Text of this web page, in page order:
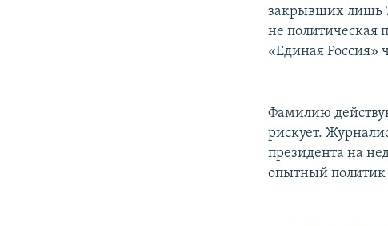
закрывших лишь
не политическая
«Единая Россия»
Фамилию
рискует.
президента на
опытный политик